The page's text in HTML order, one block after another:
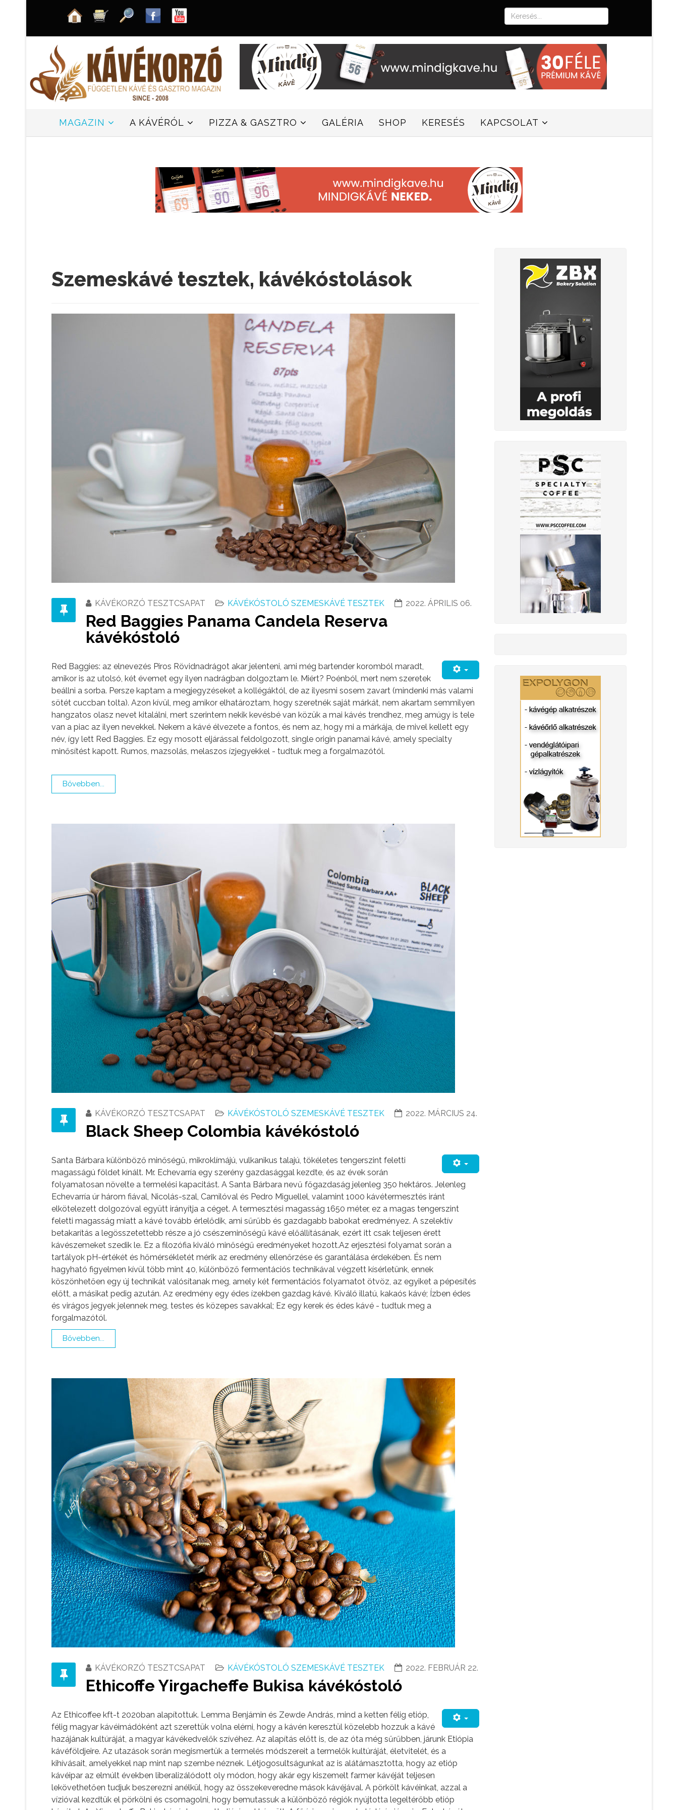
MAGAZIN A KÁVÉRÓL PIZZA & GASZTRO GALÉRIA SHOP KERESÉS KAPCSOLAT
Szemeskávé tesztek, kávékóstolások
KÁVÉKORZÓ TESZTCSAPAT KÁVÉKÓSTOLÓ SZEMESKÁVÉ TESZTEK 2022. ÁPRILIS 06.
Red Baggies Panama Candela Reserva
kávékóstoló
Red Baggies: az elnevezés Piros Rövidnadrágot akar jelenteni, ami még bartender koromból maradt,
amikor is az utolsó, két évemet egy ilyen nadrágban dolgoztam le. Miért? Poénból, mert nem szeretek
beállni a sorba. Persze kaptam a megjegyzéseket a kollégáktól, de az ilyesmi sosem zavart (mindenki más valami
sötét cuccban tolta). Azon kívül, meg amikor elhatároztam, hogy szeretnék saját márkát, nem akartam semmilyen
hangzatos olasz nevet kitalálni, mert szerintem nekik kevésbé van közük a mai kávés trendhez, meg amúgy is tele
van a piac az ilyen nevekkel. Nekem a kávé élvezete a fontos, és nem az, hogy mi a márkája, de mivel kellett egy
név, így lett Red Baggies. Ez egy mosott eljárással feldolgozott, single origin panamai kávé, amely specialty
minősítést kapott. Rumos, mazsolás, melaszos ízjegyekkel - tudtuk meg a forgalmazótól.
Bővebben...
KÁVÉKORZÓ TESZTCSAPAT KÁVÉKÓSTOLÓ SZEMESKÁVÉ TESZTEK 2022. MÁRCIUS 24.
Black Sheep Colombia kávékóstoló
Santa Bárbara különböző minőségű, mikroklímájú, vulkanikus talajú, tökéletes tengerszint feletti
magasságú földet kínált. Mr. Echevarría egy szerény gazdasággal kezdte, és az évek során
folyamatosan növelte a termelési kapacitást. A Santa Bárbara nevű főgazdaság jelenleg 350 hektáros. Jelenleg
Echevarría úr három fiával, Nicolás-szal, Camilóval és Pedro Miguellel, valamint 1000 kávétermesztés iránt
elkötelezett dolgozóval együtt irányítja a céget. A termesztési magasság 1650 méter, ez a magas tengerszint
feletti magasság miatt a kávé tovább érlelődik, ami sűrűbb és gazdagabb babokat eredményez. A szelektív
betakarítás a legösszetettebb része a jó csészeminőségű kávé előállításának, ezért itt csak teljesen érett
kávészemeket szedik le. Ez a filozófia kiváló minőségű eredményeket hozott.Az erjesztési folyamat során a
tartályok pH-értékét és hőmérsékletét mérik az eredmény ellenőrzése és garantálása érdekében. És nem
hagyható figyelmen kívül több mint 40, különböző fermentációs technikával végzett kísérletünk, ennek
köszönhetően egy új technikát valósítanak meg, amely két fermentációs folyamatot ötvöz, az egyiket a pépesítés
előtt, a másikat pedig azután. Az eredmény egy édes ízekben gazdag kávé. Kiváló illatú, kakaós kávé; Ízben édes
és virágos jegyek jelennek meg, testes és közepes savakkal; Ez egy kerek és édes kávé - tudtuk meg a
forgalmazótól.
Bővebben...
KÁVÉKORZÓ TESZTCSAPAT KÁVÉKÓSTOLÓ SZEMESKÁVÉ TESZTEK 2022. FEBRUÁR 22.
Ethicoffe Yirgacheffe Bukisa kávékóstoló
Az Ethicoffee kft-t 2020ban alapítottuk. Lemma Benjámin és Zewde András, mind a ketten félig etióp,
félig magyar kávéimádóként azt szerettük volna elérni, hogy a kávén keresztül közelebb hozzuk a kávé
hazájának kultúráját, a magyar kávékedvelők szívéhez. Az alapítás előtt is, de az óta még sűrűbben, járunk Etiópia
kávéföldjeire. Az utazások során megismertük a termelés módszereit a termelők kultúráját, életvitelét, és a
kihívásait, amelyekkel nap mint nap szembe néznek. Létjogosultságunkat az is alátámasztotta, hogy az etióp
kávéipar az elmúlt években liberalizálódott oly módon, hogy akár egy kiszemelt farmer kávéját teljesen
lekövethetően tudjuk beszerezni anélkül, hogy az összekeveredne mások kávéjával. A pörkölt kávéinkat, azzal a
vízióval kezdtük el pörkölni és csomagolni, hogy bemutassuk a különböző régiók nyújtotta legeltérőbb etióp